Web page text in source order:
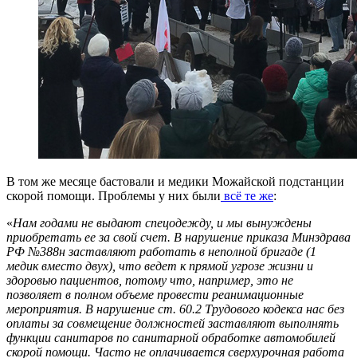
В том же месяце бастовали и медики Можайской подстанции
скорой помощи. Проблемы у них были всё те же:
«Нам годами не выдают спецодежду, и мы вынуждены
приобретать ее за свой счет. В нарушение приказа Минздрава
РФ №388н заставляют работать в неполной бригаде (1
медик вместо двух), что ведет к прямой угрозе жизни и
здоровью пациентов, потому что, например, это не
позволяет в полном объеме провести реанимационные
мероприятия. В нарушение ст. 60.2 Трудового кодекса нас без
оплаты за совмещение должностей заставляют выполнять
функции санитаров по санитарной обработке автомобилей
скорой помощи. Часто не оплачивается сверхурочная работа